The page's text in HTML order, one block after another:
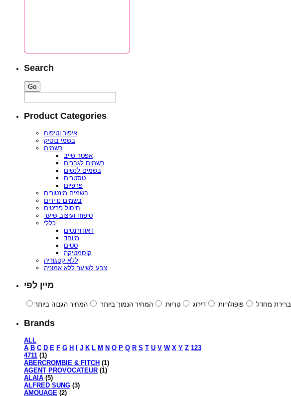
Search
Product Categories
איפור וטיפוח
בשמי בוטיק
בשמים
אפטר שייב
בשמים לגברים
בשמים לנשים
טסטרים
פרפיום
בשמים מינטורים
בשמים נדירים
חיסול פריטים
טיפוח ועיצוב שיער
כללי
דאודורנטים
מיוחד
סטים
קוסמטיקה
ללא קטגוריה
צבע לשיער ללא אמוניה
מיין לפי
ברירת מחדל פופולריות דירוג טְרִיוּת המחיר הנמוך ביותר המחיר הגבוה ביותר
Brands
ALL
A B C D E F G H I J K L M N O P Q R S T U V W X Y Z 123
4711 (1)
ABERCROMBIE & FITCH (1)
AGENT PROVOCATEUR (1)
ALAIA (5)
ALFRED SUNG (3)
AMOUAGE (2)